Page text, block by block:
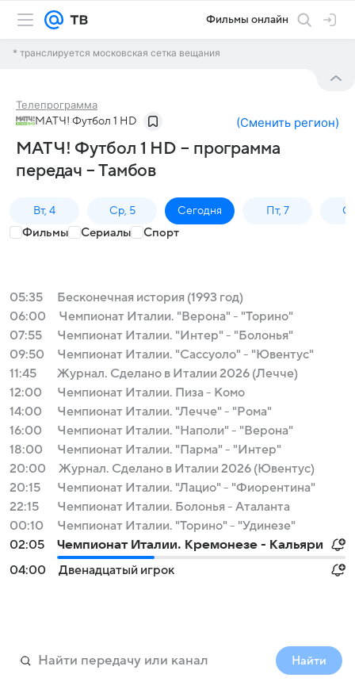
Фильмы онлайн
* транслируется московская сетка вещания
Телепрограмма
МАТЧ! Футбол 1 HD (Сменить регион)
МАТЧ! Футбол 1 HD – программа
передач – Тамбов
Вт, 4 Ср, 5 Сегодня Пт, 7
Фильмы Сериалы Спорт
05:35
Бесконечная история (1993 год)
06:00
Чемпионат Италии. "Верона" - "Торино"
07:55
Чемпионат Италии. "Интер" - "Болонья"
09:50
Чемпионат Италии. "Сассуоло" - "Ювентус"
11:45
Журнал. Сделано в Италии 2026 (Лечче)
12:00
Чемпионат Италии. Пиза - Комо
14:00
Чемпионат Италии. "Лечче" - "Рома"
16:00
Чемпионат Италии. "Наполи" - "Верона"
18:00
Чемпионат Италии. "Парма" - "Интер"
20:00
Журнал. Сделано в Италии 2026 (Ювентус)
20:15
Чемпионат Италии. "Лацио" - "Фиорентина"
22:15
Чемпионат Италии. Болонья - Аталанта
00:10
Чемпионат Италии. "Торино" - "Удинезе"
02:05
Чемпионат Италии. Кремонезе - Кальяри
04:00
Двенадцатый игрок
Найти